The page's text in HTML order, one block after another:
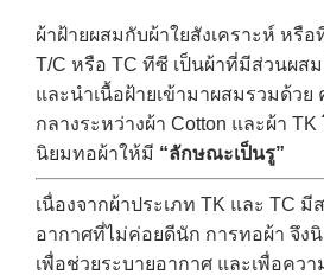
ผ้าฝ้ายผสมกับผ้าใยสังเคราะห์ หรือ
T/C หรือ TC ทีซี เป็นผ้าที่มีส่วนผสม
และนำเนื้อฝ้ายเข้ามาผสมรวมด้ว
กลางระหว่างผ้า Cotton และผ้า TK
นิยมทอผ้าให้มี “ลักษณะเป็นรู”
เนื่องจากผ้าประเภท TK และ TC
อากาศที่ไม่ค่อยดีนัก การทอผ้า จึง
เพื่อช่วยระบายอากาศ และเพื่อคว